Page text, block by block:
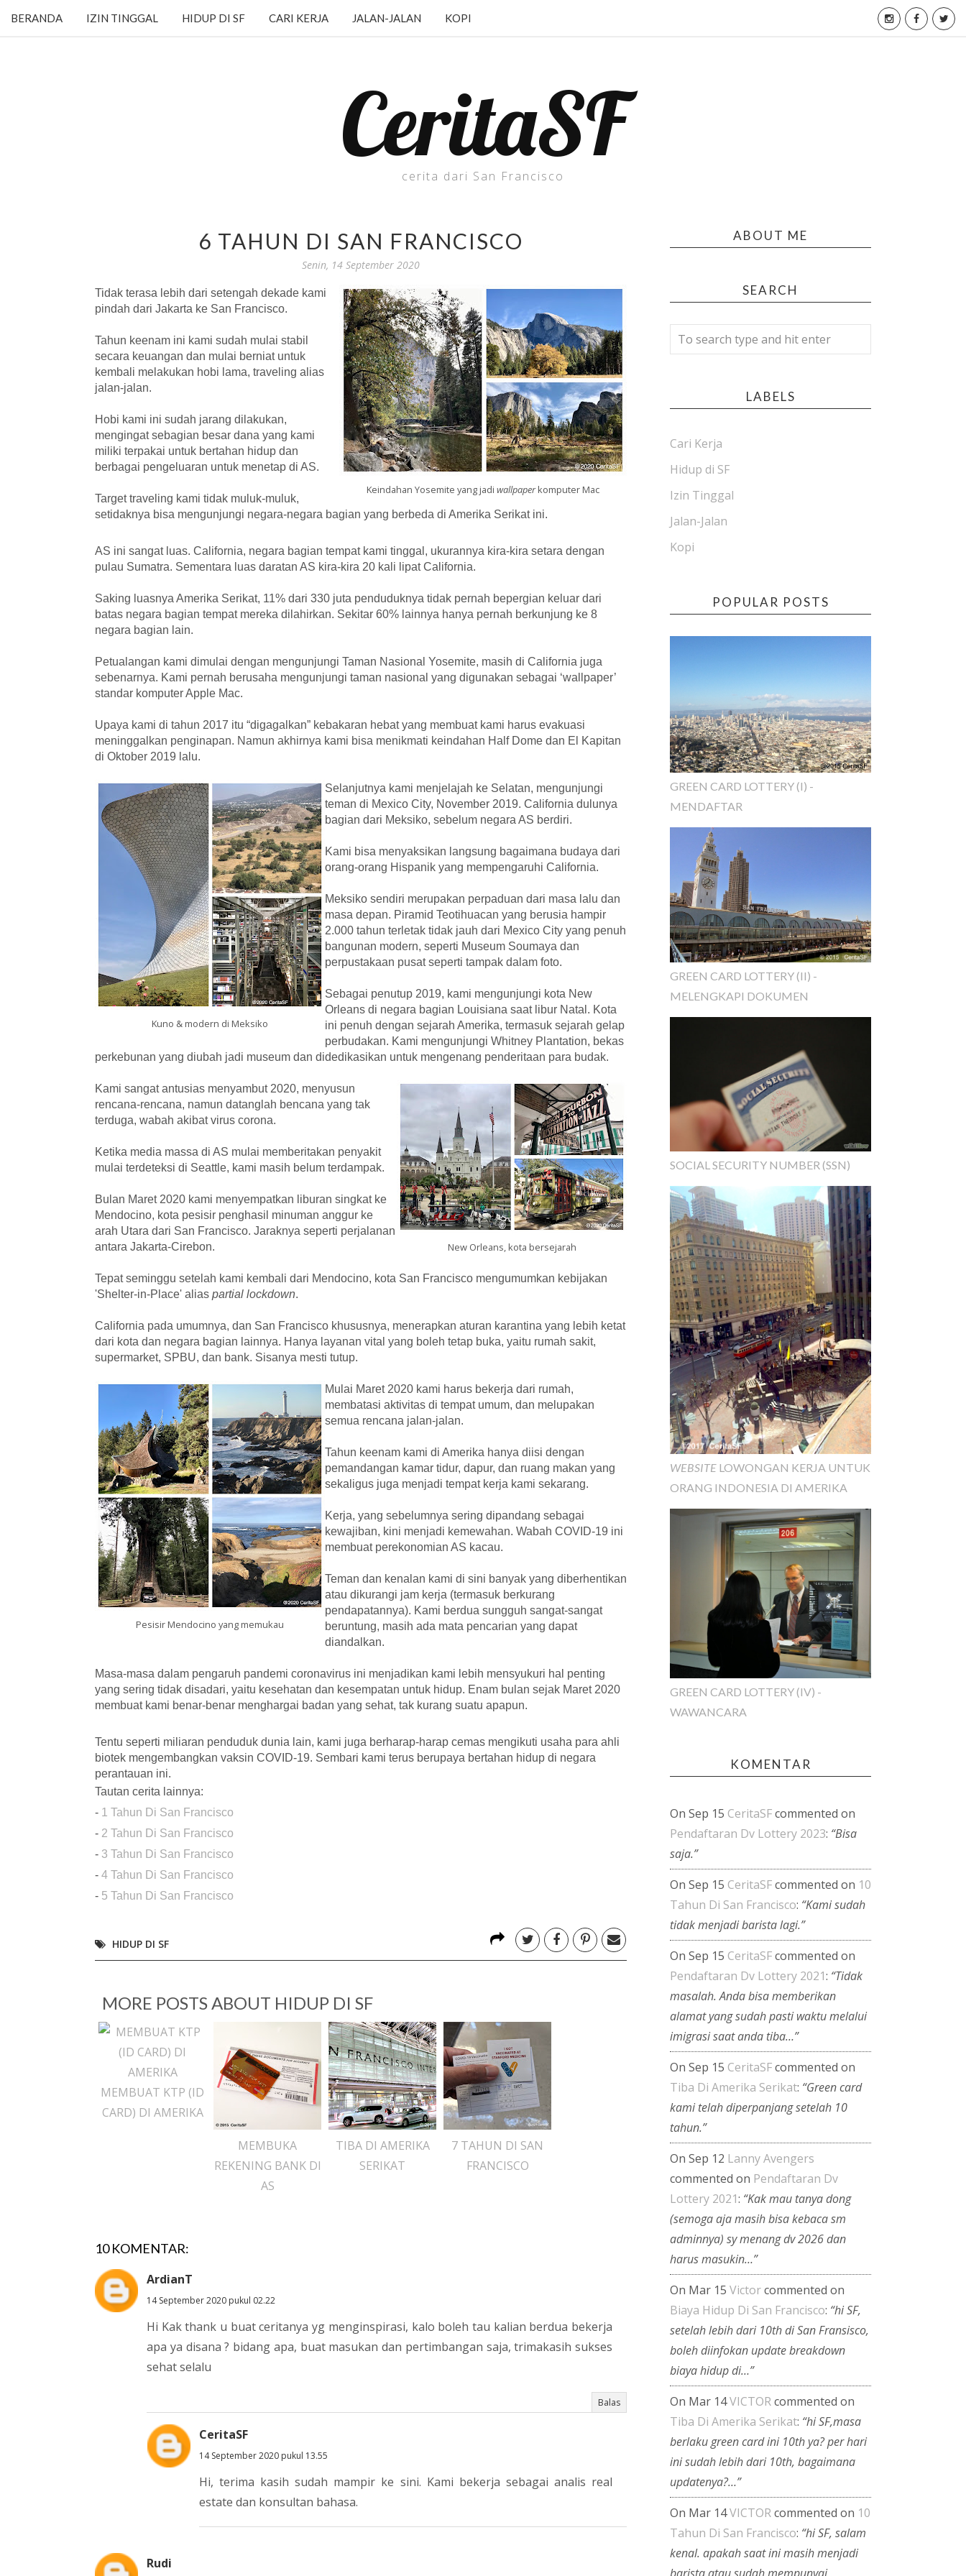
BERANDA IZIN TINGGAL HIDUP DI SF CARI KERJA JALAN-JALAN KOPI
CeritaSF
cerita dari San Francisco
6 TAHUN DI SAN FRANCISCO
Senin, 14 September 2020
Keindahan Yosemite yang jadi wallpaperkomputer Mac
Tidak terasa lebih dari setengah dekade kami
pindah dari Jakarta ke San Francisco.
Tahun keenam ini kami sudah mulai stabil
secara keuangan dan mulai berniat untuk
kembali melakukan hobi lama, traveling alias
jalan-jalan.
Hobi kami ini sudah jarang dilakukan,
mengingat sebagian besar dana yang kami
miliki terpakai untuk bertahan hidup dan
berbagai pengeluaran untuk menetap di AS.
Target traveling kami tidak muluk-muluk,
setidaknya bisa mengunjungi negara-negara bagian yang berbeda di Amerika Serikat ini.
AS ini sangat luas. California, negara bagian tempat kami tinggal, ukurannya kira-kira setara dengan
pulau Sumatra. Sementara luas daratan AS kira-kira 20 kali lipat California.
Saking luasnya Amerika Serikat, 11% dari 330 juta penduduknya tidak pernah bepergian keluar dari
batas negara bagian tempat mereka dilahirkan. Sekitar 60% lainnya hanya pernah berkunjung ke 8
negara bagian lain.
Petualangan kami dimulai dengan mengunjungi Taman Nasional Yosemite, masih di California juga
sebenarnya. Kami pernah berusaha mengunjungi taman nasional yang digunakan sebagai ‘wallpaper’
standar komputer Apple Mac.
Upaya kami di tahun 2017 itu “digagalkan” kebakaran hebat yang membuat kami harus evakuasi
meninggalkan penginapan. Namun akhirnya kami bisa menikmati keindahan Half Dome dan El Kapitan
di Oktober 2019 lalu.
Kuno & modern di Meksiko
Selanjutnya kami menjelajah ke Selatan, mengunjungi
teman di Mexico City, November 2019. California dulunya
bagian dari Meksiko, sebelum negara AS berdiri.
Kami bisa menyaksikan langsung bagaimana budaya dari
orang-orang Hispanik yang mempengaruhi California.
Meksiko sendiri merupakan perpaduan dari masa lalu dan
masa depan. Piramid Teotihuacan yang berusia hampir
2.000 tahun terletak tidak jauh dari Mexico City yang penuh
bangunan modern, seperti Museum Soumaya dan
perpustakaan pusat seperti tampak dalam foto.
Sebagai penutup 2019, kami mengunjungi kota New
Orleans di negara bagian Louisiana saat libur Natal. Kota
ini penuh dengan sejarah Amerika, termasuk sejarah gelap
perbudakan. Kami mengunjungi Whitney Plantation, bekas
perkebunan yang diubah jadi museum dan didedikasikan untuk mengenang penderitaan para budak.
New Orleans, kota bersejarah
Kami sangat antusias menyambut 2020, menyusun
rencana-rencana, namun datanglah bencana yang tak
terduga, wabah akibat virus corona.
Ketika media massa di AS mulai memberitakan penyakit
mulai terdeteksi di Seattle, kami masih belum terdampak.
Bulan Maret 2020 kami menyempatkan liburan singkat ke
Mendocino, kota pesisir penghasil minuman anggur ke
arah Utara dari San Francisco. Jaraknya seperti perjalanan
antara Jakarta-Cirebon.
Tepat seminggu setelah kami kembali dari Mendocino, kota San Francisco mengumumkan kebijakan
'Shelter-in-Place' alias partial lockdown.
California pada umumnya, dan San Francisco khususnya, menerapkan aturan karantina yang lebih ketat
dari kota dan negara bagian lainnya. Hanya layanan vital yang boleh tetap buka, yaitu rumah sakit,
supermarket, SPBU, dan bank. Sisanya mesti tutup.
Pesisir Mendocino yang memukau
Mulai Maret 2020 kami harus bekerja dari rumah,
membatasi aktivitas di tempat umum, dan melupakan
semua rencana jalan-jalan.
Tahun keenam kami di Amerika hanya diisi dengan
pemandangan kamar tidur, dapur, dan ruang makan yang
sekaligus juga menjadi tempat kerja kami sekarang.
Kerja, yang sebelumnya sering dipandang sebagai
kewajiban, kini menjadi kemewahan. Wabah COVID-19 ini
membuat perekonomian AS kacau.
Teman dan kenalan kami di sini banyak yang diberhentikan
atau dikurangi jam kerja (termasuk berkurang
pendapatannya). Kami berdua sungguh sangat-sangat
beruntung, masih ada mata pencarian yang dapat
diandalkan.
Masa-masa dalam pengaruh pandemi coronavirus ini menjadikan kami lebih mensyukuri hal penting
yang sering tidak disadari, yaitu kesehatan dan kesempatan untuk hidup. Enam bulan sejak Maret 2020
membuat kami benar-benar menghargai badan yang sehat, tak kurang suatu apapun.
Tentu seperti miliaran penduduk dunia lain, kami juga berharap-harap cemas mengikuti usaha para ahli
biotek mengembangkan vaksin COVID-19. Sembari kami terus berupaya bertahan hidup di negara
perantauan ini.
Tautan cerita lainnya:
- 1 Tahun Di San Francisco
- 2 Tahun Di San Francisco
- 3 Tahun Di San Francisco
- 4 Tahun Di San Francisco
- 5 Tahun Di San Francisco
HIDUP DI SF
MORE POSTS ABOUT HIDUP DI SF
MEMBUAT KTP (ID
CARD) DI AMERIKA
MEMBUKA
REKENING BANK DI
AS
TIBA DI AMERIKA
SERIKAT
7 TAHUN DI SAN
FRANCISCO
10 KOMENTAR:
ArdianT
14 September 2020 pukul 02.22
Hi Kak thank u buat ceritanya yg menginspirasi, kalo boleh tau kalian berdua bekerja
apa ya disana ? bidang apa, buat masukan dan pertimbangan saja, trimakasih sukses
sehat selalu
Balas
CeritaSF
14 September 2020 pukul 13.55
Hi, terima kasih sudah mampir ke sini. Kami bekerja sebagai analis real
estate dan konsultan bahasa.
Rudi
ABOUT ME
SEARCH
LABELS
Cari Kerja
Hidup di SF
Izin Tinggal
Jalan-Jalan
Kopi
POPULAR POSTS
GREEN CARD LOTTERY (I) -
MENDAFTAR
GREEN CARD LOTTERY (II) -
MELENGKAPI DOKUMEN
SOCIAL SECURITY NUMBER (SSN)
WEBSITE LOWONGAN KERJA UNTUK
ORANG INDONESIA DI AMERIKA
GREEN CARD LOTTERY (IV) -
WAWANCARA
KOMENTAR
On Sep 15 CeritaSFcommented on
Pendaftaran Dv Lottery 2023: “Bisa
saja.”
On Sep 15 CeritaSFcommented on 10
Tahun Di San Francisco: “Kami sudah
tidak menjadi barista lagi.”
On Sep 15 CeritaSFcommented on
Pendaftaran Dv Lottery 2021: “Tidak
masalah. Anda bisa memberikan
alamat yang sudah pasti waktu melalui
imigrasi saat anda tiba…”
On Sep 15 CeritaSFcommented on
Tiba Di Amerika Serikat: “Green card
kami telah diperpanjang setelah 10
tahun.”
On Sep 12 Lanny Avengers
commented on Pendaftaran Dv
Lottery 2021: “Kak mau tanya dong
(semoga aja masih bisa kebaca sm
adminnya) sy menang dv 2026 dan
harus masukin…”
On Mar 15 Victorcommented on
Biaya Hidup Di San Francisco: “hi SF,
setelah lebih dari 10th di San Fransisco,
boleh diinfokan update breakdown
biaya hidup di…”
On Mar 14VICTORcommented on
Tiba Di Amerika Serikat: “hi SF,masa
berlaku green card ini 10th ya? per hari
ini sudah lebih dari 10th, bagaimana
updatenya?…”
On Mar 14VICTORcommented on 10
Tahun Di San Francisco: “hi SF, salam
kenal. apakah saat ini masih menjadi